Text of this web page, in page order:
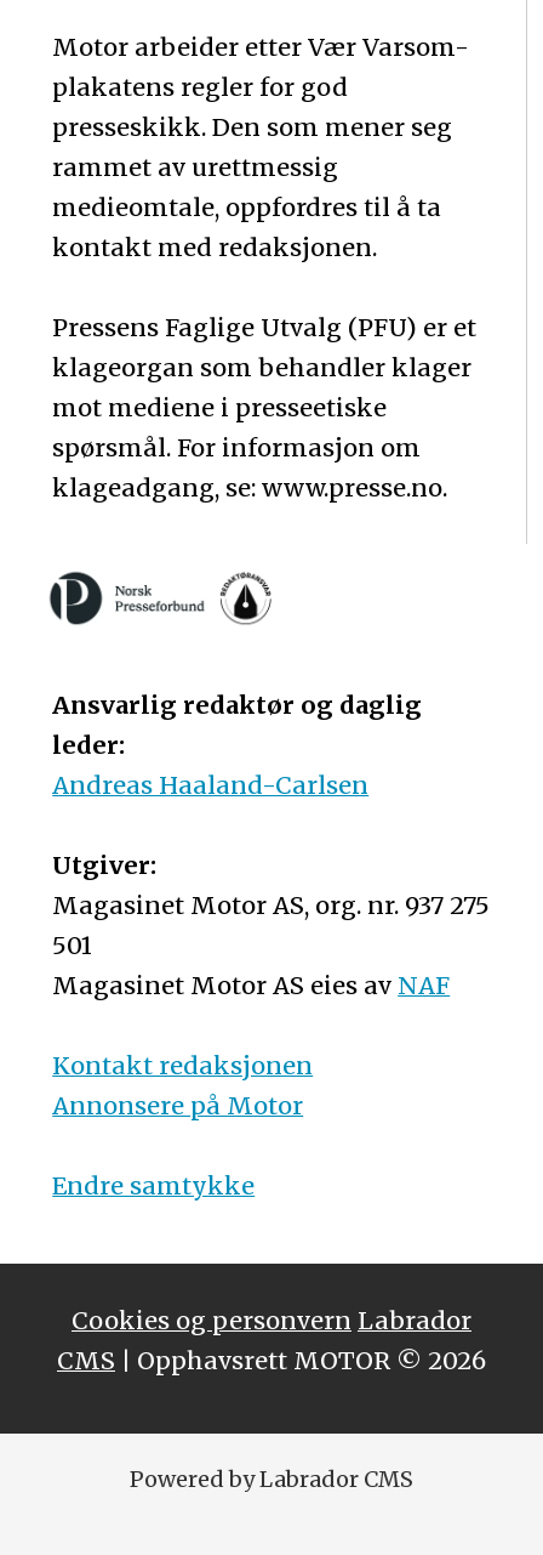
Motor arbeider etter Vær Varsom-
plakatens regler for god
presseskikk. Den som mener seg
rammet av urettmessig
medieomtale, oppfordres til å ta
kontakt med redaksjonen.
Pressens Faglige Utvalg (PFU) er et
klageorgan som behandler klager
mot mediene i presseetiske
spørsmål. For informasjon om
klageadgang, se: www.presse.no.
Ansvarlig redaktør og daglig
leder:
Andreas Haaland-Carlsen
Utgiver:
Magasinet Motor AS, org. nr. 937 275
501
Magasinet Motor AS eies av NAF
Kontakt redaksjonen
Annonsere på Motor
Endre samtykke
Cookies og personvern Labrador
CMS | Opphavsrett MOTOR © 2026
Powered by Labrador CMS